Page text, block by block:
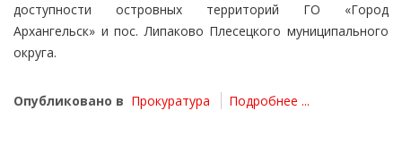
доступности островных территорий ГО «Город
Архангельск» и пос. Липаково Плесецкого муниципального
округа.
Опубликовано в Прокуратура Подробнее ...